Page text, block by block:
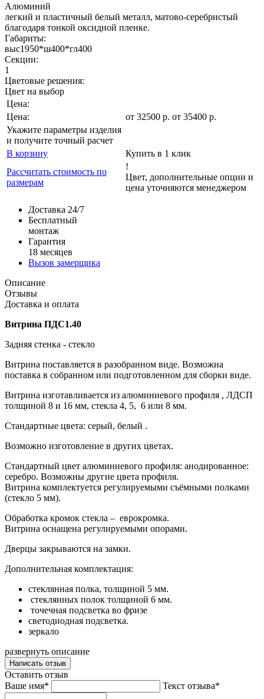
Алюминий
легкий и пластичный белый металл, матово-серебристый
благодаря тонкой оксидной пленке.
Габариты:
выс1950*ш400*гл400
Секции:
1
Цветовые решения:
Цвет на выбор
Цена:
Цена:
от 32500 р. от 35400 р.
Укажите параметры изделия
и получите точный расчет
В корзину
Купить в 1 клик
Рассчитать стоимость по
размерам
!
Цвет, дополнительные опции и
цена уточняются менеджером
Доставка 24/7
Бесплатный
монтаж
Гарантия
18 месяцев
Вызов замерщика
Описание
Отзывы
Доставка и оплата
Витрина ПДС1.40
Задняя стенка - стекло
Витрина поставляется в разобранном виде. Возможна
поставка в собранном или подготовленном для сборки виде.
Витрина изготавливается из алюминиевого профиля , ЛДСП
толщиной 8 и 16 мм, стекла 4, 5, 6 или 8 мм.
Стандартные цвета: серый, белый .
Возможно изготовление в других цветах.
Стандартный цвет алюминиевого профиля: анодированное:
серебро. Возможны другие цвета профиля.
Витрина комплектуется регулируемыми съёмными полками
(стекло 5 мм).
Обработка кромок стекла – еврокромка.
Витрина оснащена регулируемыми опорами.
Дверцы закрываются на замки.
Дополнительная комплектация:
стеклянная полка, толщиной 5 мм.
стеклянных полок толщиной 6 мм.
точечная подсветка во фризе
светодиодная подсветка.
зеркало
развернуть описание
Написать отзыв
Оставить отзыв
Ваше имя*
Текст отзыва*